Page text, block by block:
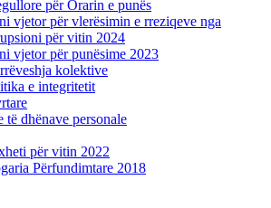
për Orarin e punës
vjetor për vlerësimin e rreziqeve nga
për vitin 2024
vjetor për punësime 2023
kolektive
e integritetit
të dhënave personale
për vitin 2022
Përfundimtare 2018